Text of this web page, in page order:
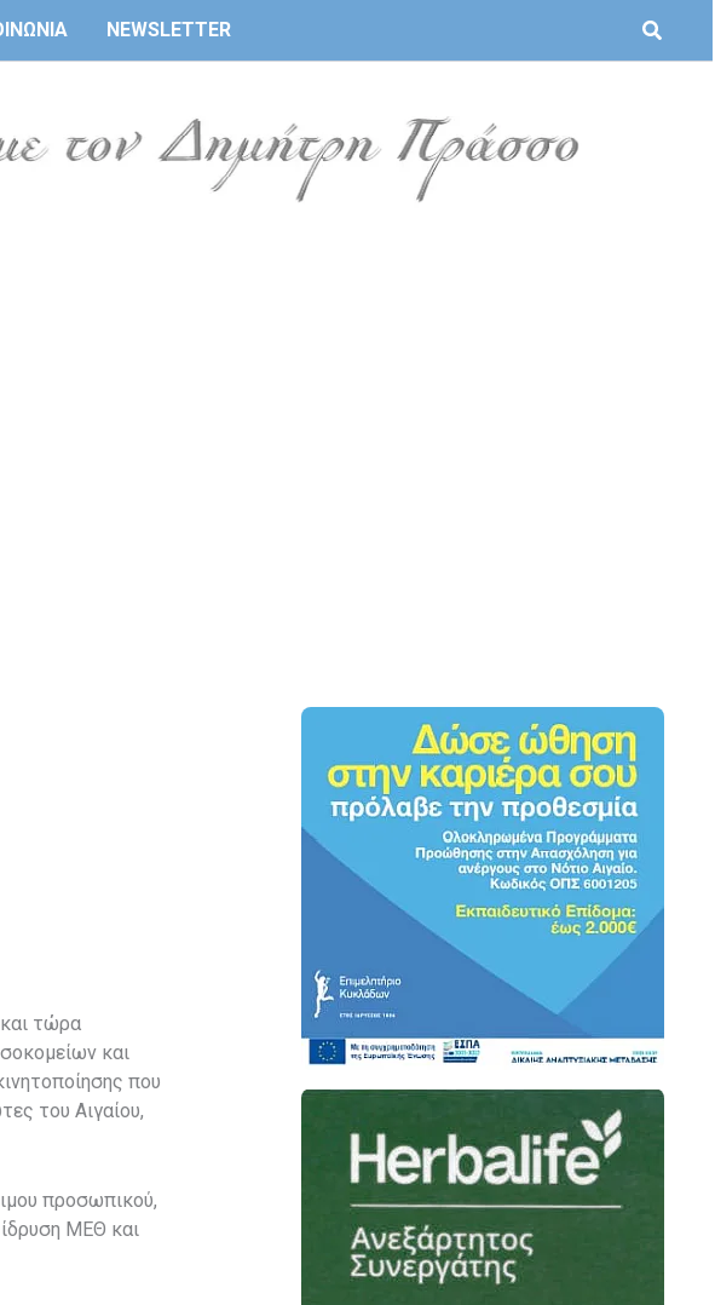
NEWSLETTER
τώρα
και
που
του Αιγαίου,
προσωπικού,
ΜΕΘ και